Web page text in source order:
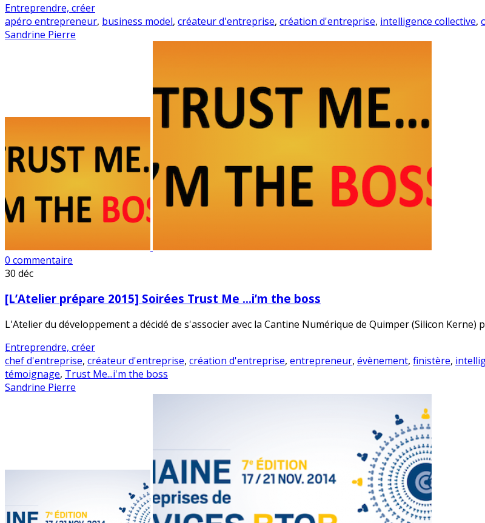
Entreprendre, créer
apéro entrepreneur, business model, créateur d'entreprise, création d'entreprise, intelligence collective,
Sandrine Pierre
0 commentaire
30 déc
[L’Atelier prépare 2015] Soirées Trust Me …i’m the boss
L'Atelier du développement a décidé de s'associer avec la Cantine Numérique de Quimper (Silicon Kerne)
Entreprendre, créer
chef d'entreprise, créateur d'entreprise, création d'entreprise, entrepreneur, évènement, finistère,
témoignage, Trust Me...i'm the boss
Sandrine Pierre